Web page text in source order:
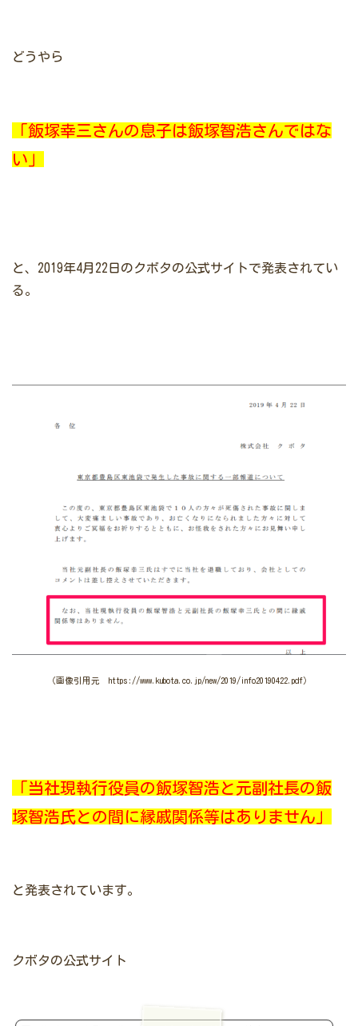
どうやら
「飯塚幸三さんの息子は飯塚智浩さんではな
い」
と、2019年4月22日のクボタの公式サイトで発表されてい
る。
（画像引用元 https://www.kubota.co.jp/new/2019/info20190422.pdf）
「当社現執行役員の飯塚智浩と元副社長の飯
塚智浩氏との間に縁戚関係等はありません」
と発表されています。
クボタの公式サイト